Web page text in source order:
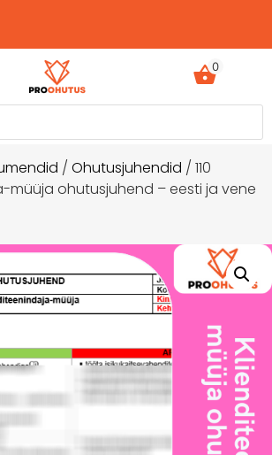
Ohutusjuhendid hetkel -50%
0
/ Ohutusjuhendid / 110
müüja ohutusjuhend – eesti ja vene